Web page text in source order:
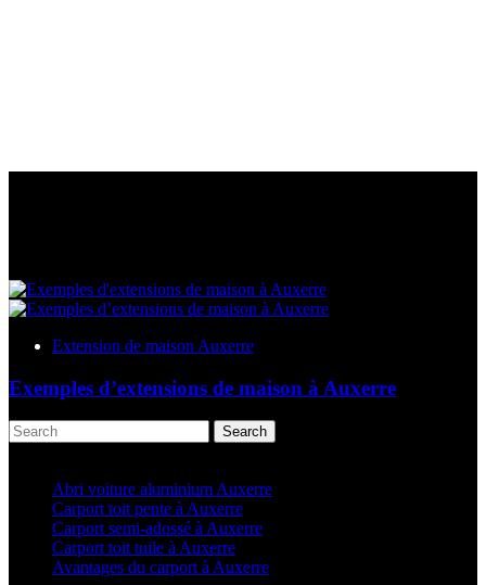
Extension de maison Auxerre
Exemples d’extensions de maison à Auxerre
Search
Abri voiture aluminium Auxerre
Carport toit pente à Auxerre
Carport semi-adossé à Auxerre
Carport toit tuile à Auxerre
Avantages du carport à Auxerre